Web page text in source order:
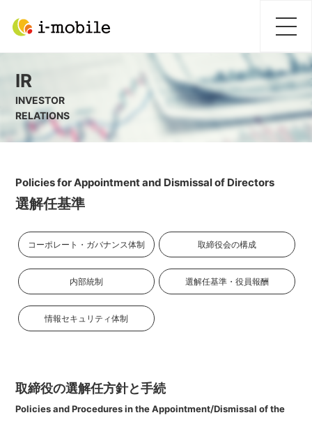
IR
INVESTOR
RELATIONS
Policies for Appointment and Dismissal of Directors
選解任基準
コーポレート・ガバナンス体制 取締役会の構成
内部統制 選解任基準・役員報酬
情報セキュリティ体制
取締役の選解任方針と手続
Policies and Procedures in the Appointment/Dismissal of the